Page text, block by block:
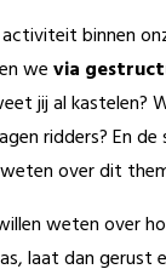
binnen
wevia
jij al kastelen?
ridders? En
over dit
weten over
laat dan gerust